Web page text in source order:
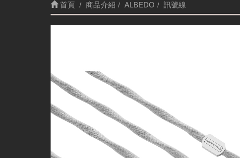
首頁 商品介紹 ALBEDO 訊號線